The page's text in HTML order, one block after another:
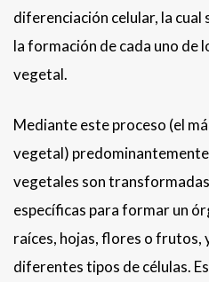
diferenciación celular, la cual
la formación de cada uno de
vegetal.
Mediante este proceso (el
vegetal)
vegetales son
específicas para formar un
raíces, hojas, flores o frutos,
diferentes tipos de células.